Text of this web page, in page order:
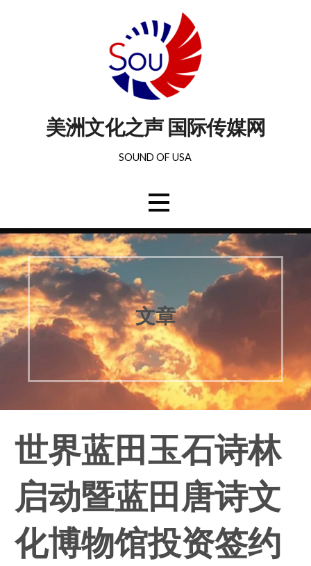
美洲文化之声 国际传媒网
SOUND OF USA
文章
世界蓝田玉石诗林
启动暨蓝田唐诗文
化博物馆投资签约